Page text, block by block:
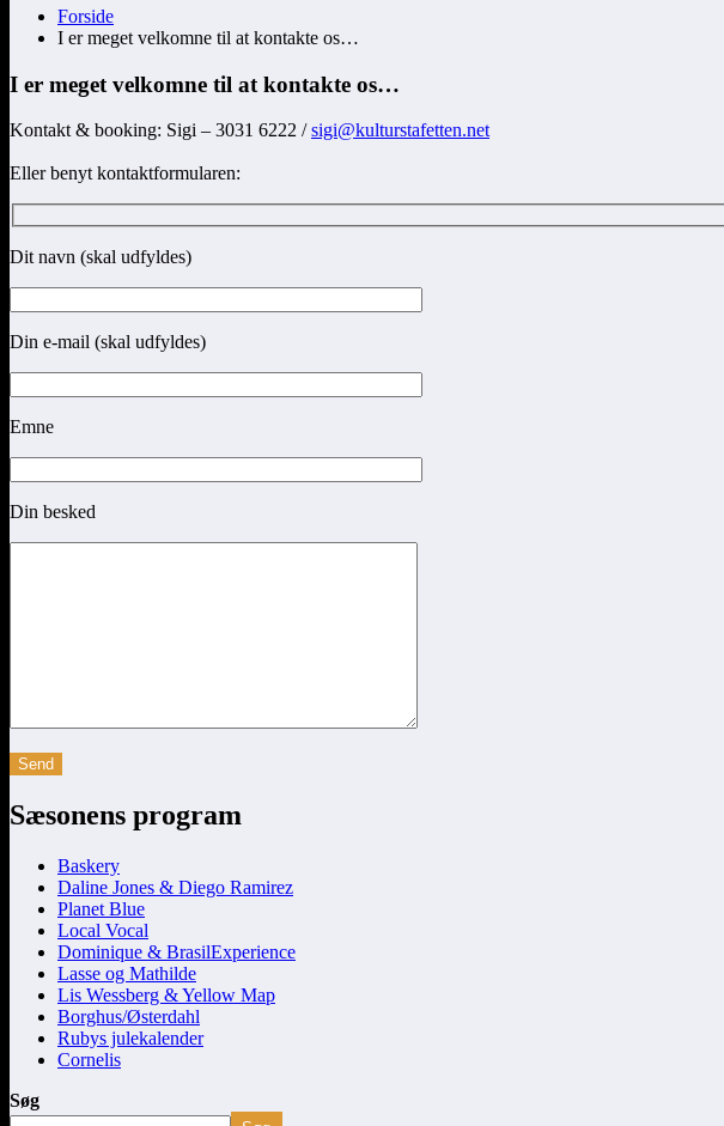
Forside
I er meget velkomne til at kontakte os…
I er meget velkomne til at kontakte os…
Kontakt & booking: Sigi – 3031 6222 /sigi@kulturstafetten.net
Eller benyt kontaktformularen:
Dit navn (skal udfyldes)
Din e-mail (skal udfyldes)
Emne
Din besked
Sæsonens program
Baskery
Daline Jones & Diego Ramirez
Planet Blue
Local Vocal
Dominique & BrasilExperience
Lasse og Mathilde
Lis Wessberg & Yellow Map
Borghus/Østerdahl
Rubys julekalender
Cornelis
Søg